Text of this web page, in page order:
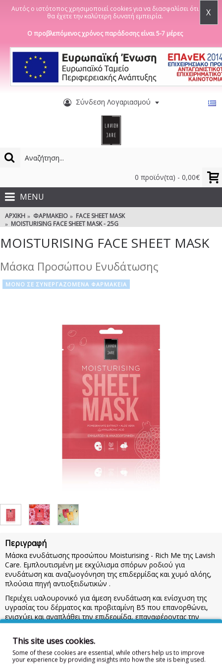
Αυτός ο ιστότοπος χρησιμοποιεί cookies για να διασφαλίσει ότι
θα έχετε την καλύτερη δυνατή εμπειρία.
X
Ο προβλεπόμενος χρόνος παράδοσης είναι 5-7 μέρες
Σύνδεση Λογαριασμού
0 προϊόν(τα) - 0,00€
MENU
ΑΡΧΙΚΉ ΦΑΡΜΑΚΕΊΟ
FACE SHEET MASK
MOISTURISING FACE SHEET MASK - 25G
MOISTURISING FACE SHEET MASK
Μάσκα Προσώπου Ενυδάτωσης
ΜΟΝΟ ΣΕ ΣΥΝΕΡΓΑΖΟΜΕΝΑ ΦΑΡΜΑΚΕΙΑ
Περιγραφή
Μάσκα ενυδάτωσης προσώπου Moisturising - Rich Me της Lavish
Care. Εμπλουτισμένη με εκχύλισμα σπόρων ροδιού για
ενυδάτωση και αναζωογόνηση της επιδερμίδας και χυμό αλόης,
πλούσια πηγή αντιοξειδωτικών .
Περιέχει υαλουρονικό για άμεση ενυδάτωση και ενίσχυση της
υγρασίας του δέρματος και προβιταμίνη Β5 που επανορθώνει,
ενισχύει και αναπλάθει την επιδερμίδα, επαναφέροντας την
ισορροπία στο δέρμα.-Ενυδάτωση & αναζωογόνηση της
επιδερμίδας-Ενίσχυση της υγρασίας το δέρματος
Οδηγίες Χρήσης:Εφαρμόστε την μάσκα προσώπου μετά τον
καθαρισμό και αφήστε την για 15΄ έως 30΄για να δώσετε μία
This site uses cookies.
Some of these cookies are essential, while others help us to improve
your experience by providing insights into how the site is being used.